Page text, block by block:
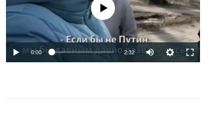
No media source currently available
0:00 2:32